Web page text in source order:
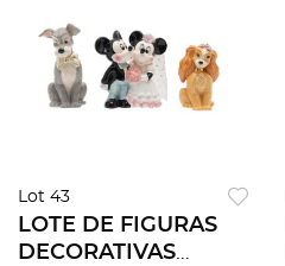
Lot 43
LOTE DE FIGURAS
DECORATIVAS